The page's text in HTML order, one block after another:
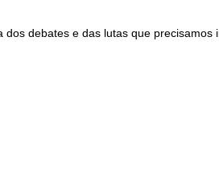
debates e das lutas que